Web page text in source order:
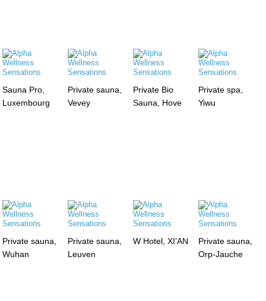
Sauna Pro,
Luxembourg
Private sauna,
Vevey
Private Bio
Sauna, Hove
Private spa,
Yiwu
Private sauna,
Wuhan
Private sauna,
Leuven
W Hotel, XI’AN
Private sauna,
Orp-Jauche